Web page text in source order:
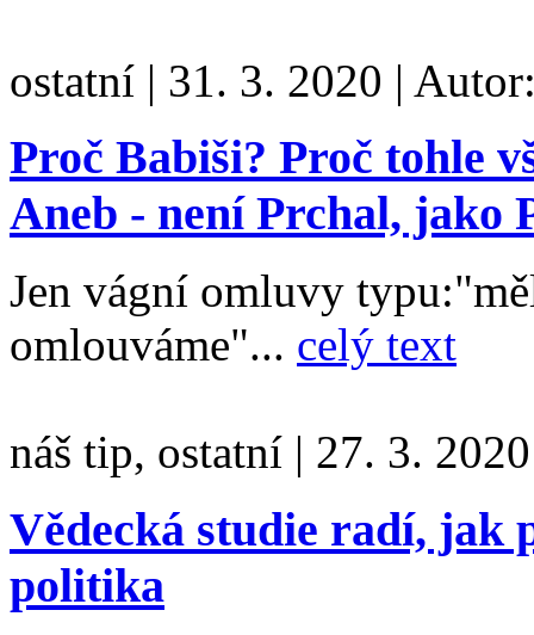
ostatní | 31. 3. 2020 |
Proč Babiši? Proč tohle
Aneb - není Prchal, jako
Jen vágní omluvy
omlouváme"... celý text
náš tip, ostatní | 27. 3. 2020
Vědecká studie radí, jak
politika